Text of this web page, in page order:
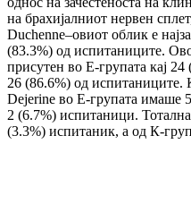
на бра­хи­јал­ниот нервен
Duchenne–овиот облик е
(83.3%) од ис­пи­та­ни­ци­те.
при­су­тен во Е-групата кај
26 (86.6%) од
Dejerine во Е-гру­па­та имаше
2 (6.7%) испитаници.
(3.3%) испитаник, а од К-